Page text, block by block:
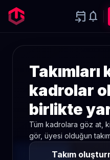
event_upcoming notifications
kadrolar
birlikte
Tüm kadrolara göz at,
gör, üyesi olduğun
Takım